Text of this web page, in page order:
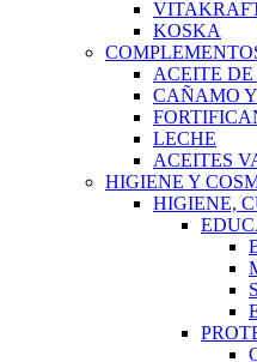
KOSKA
ACEITE
CAÑAMO
LECHE
ACEITES
HIGIENE Y
HIGIENE,